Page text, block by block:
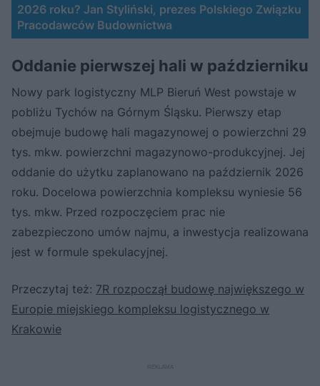
2026 roku? Jan Styliński, prezes Polskiego Związku
Pracodawców Budownictwa
Oddanie pierwszej hali w październiku
Nowy park logistyczny MLP Bieruń West powstaje w
pobliżu Tychów na Górnym Śląsku. Pierwszy etap
obejmuje budowę hali magazynowej o powierzchni 29
tys. mkw. powierzchni magazynowo-produkcyjnej. Jej
oddanie do użytku zaplanowano na październik 2026
roku. Docelowa powierzchnia kompleksu wyniesie 56
tys. mkw. Przed rozpoczęciem prac nie
zabezpieczono umów najmu, a inwestycja realizowana
jest w formule spekulacyjnej.
Przeczytaj też: 7R rozpoczął budowę największego w
Europie miejskiego kompleksu logistycznego w
Krakowie